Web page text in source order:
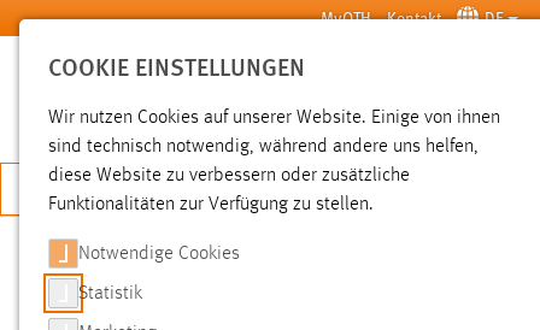
Zum Hauptinhalt springen MyOTH Kontakt DE
SUCHE
JETZT BEWERBEN
SUCHE
COOKIE EINSTELLUNGEN
Wir nutzen Cookies auf unserer Website. Einige von ihnen
sind technisch notwendig, während andere uns helfen,
diese Website zu verbessern oder zusätzliche
Funktionalitäten zur Verfügung zu stellen.
Notwendige Cookies
Statistik